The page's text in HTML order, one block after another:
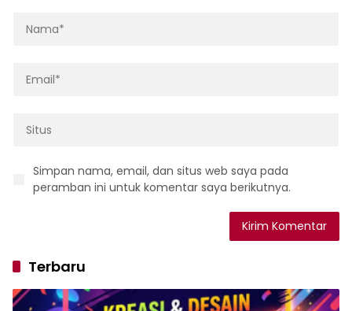
Simpan nama, email, dan situs web saya pada
peramban ini untuk komentar saya berikutnya.
Terbaru